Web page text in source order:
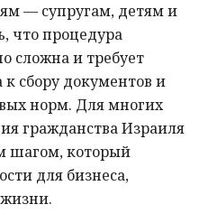
— супругам, детям и
что процедура
сложна и требует
сбору документов и
норм. Для многих
гражданства Израиля
шагом, который
для бизнеса,